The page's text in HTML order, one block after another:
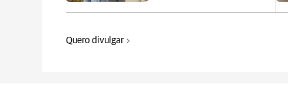
Quero divulgar